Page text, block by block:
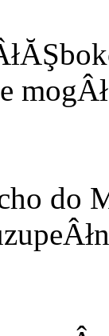
do